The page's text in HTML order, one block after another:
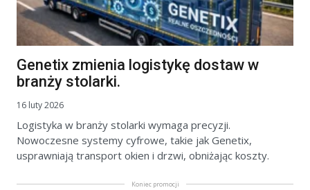
Genetix zmienia logistykę dostaw w
branży stolarki.
16 luty 2026
Logistyka w branży stolarki wymaga precyzji.
Nowoczesne systemy cyfrowe, takie jak Genetix,
usprawniają transport okien i drzwi, obniżając koszty.
Koniec promocji